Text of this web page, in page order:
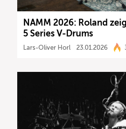
NAMM 2026: Roland
5 Series V-Drums
Lars-Oliver Horl 23.01.2026